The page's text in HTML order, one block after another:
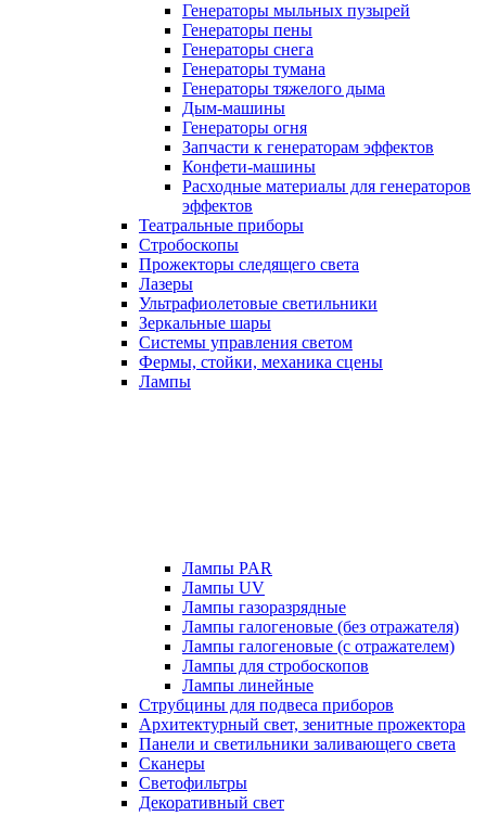
Генераторы мыльных пузырей
Генераторы пены
Генераторы снега
Генераторы тумана
Генераторы тяжелого дыма
Дым-машины
Генераторы огня
Запчасти к генераторам эффектов
Конфети-машины
Расходные материалы для генераторов
эффектов
Театральные приборы
Стробоскопы
Прожекторы следящего света
Лазеры
Ультрафиолетовые светильники
Зеркальные шары
Системы управления светом
Фермы, стойки, механика сцены
Лампы
Лампы PAR
Лампы UV
Лампы газоразрядные
Лампы галогеновые (без отражателя)
Лампы галогеновые (с отражателем)
Лампы для стробоскопов
Лампы линейные
Струбцины для подвеса приборов
Архитектурный свет, зенитные прожектора
Панели и светильники заливающего света
Сканеры
Светофильтры
Декоративный свет